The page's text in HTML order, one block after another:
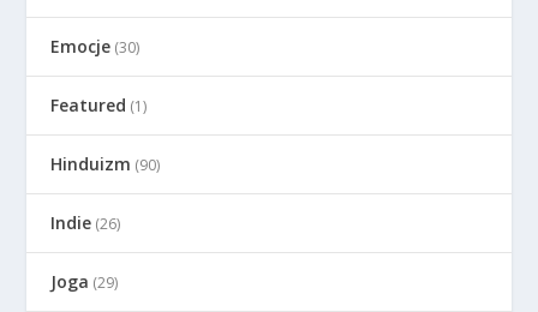
Emocje (30)
Featured (1)
Hinduizm (90)
Indie (26)
Joga (29)